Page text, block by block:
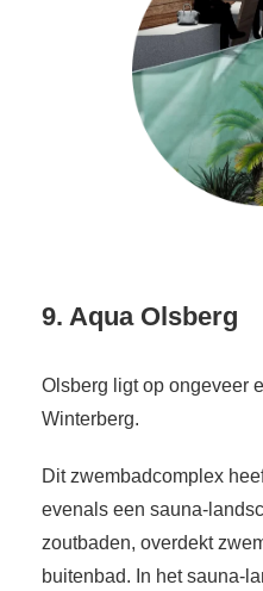
9. Aqua Olsberg
Olsberg ligt op ongeveer
Winterberg.
Dit zwembadcomplex
evenals een sauna-
zoutbaden, overdekt
buitenbad. In het sauna-